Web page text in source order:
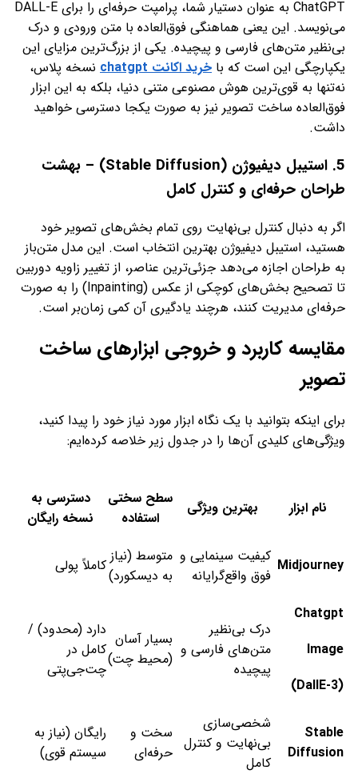
ChatGPT به عنوان دستیار شما، پرامپت حرفه‌ای را برای DALL-E
می‌نویسد. این یعنی هماهنگی فوق‌العاده با متن ورودی و درک
بی‌نظیر متن‌های فارسی و پیچیده. یکی از بزرگ‌ترین مزایای این
یکپارچگی این است که با خرید اکانت chatgpt
نسخه پلاس،
نه‌تنها به قوی‌ترین هوش مصنوعی متنی دنیا، بلکه به این ابزار
فوق‌العاده ساخت تصویر نیز به صورت یکجا دسترسی خواهید
داشت.
5. استیبل دیفیوژن (Stable Diffusion) – بهشت
طراحان حرفه‌ای و کنترل کامل
اگر به دنبال کنترل بی‌نهایت روی تمام بخش‌های تصویر خود
هستید، استیبل دیفیوژن بهترین انتخاب است. این مدل متن‌باز
به طراحان اجازه می‌دهد جزئی‌ترین عناصر، از تغییر زاویه دوربین
تا تصحیح بخش‌های کوچکی از عکس (Inpainting) را به صورت
حرفه‌ای مدیریت کنند، هرچند یادگیری آن کمی زمان‌بر است.
مقایسه کاربرد و خروجی ابزارهای ساخت
تصویر
برای اینکه بتوانید با یک نگاه ابزار مورد نیاز خود را پیدا کنید،
ویژگی‌های کلیدی آن‌ها را در جدول زیر خلاصه کرده‌ایم:
نام ابزار بهترین ویژگی
سطح سختی
استفاده
دسترسی به
نسخه رایگان
Midjourney کیفیت سینمایی و
فوق واقع‌گرایانه
متوسط (نیاز
به دیسکورد)
کاملاً پولی
Chatgpt
Image
(DallE-3)
درک بی‌نظیر
متن‌های فارسی و
پیچیده
بسیار آسان
(محیط چت)
دارد (محدود) /
کامل در
چت‌جی‌پتی
Stable
Diffusion
شخصی‌سازی
بی‌نهایت و کنترل
کامل
سخت و
حرفه‌ای
رایگان (نیاز به
سیستم قوی)